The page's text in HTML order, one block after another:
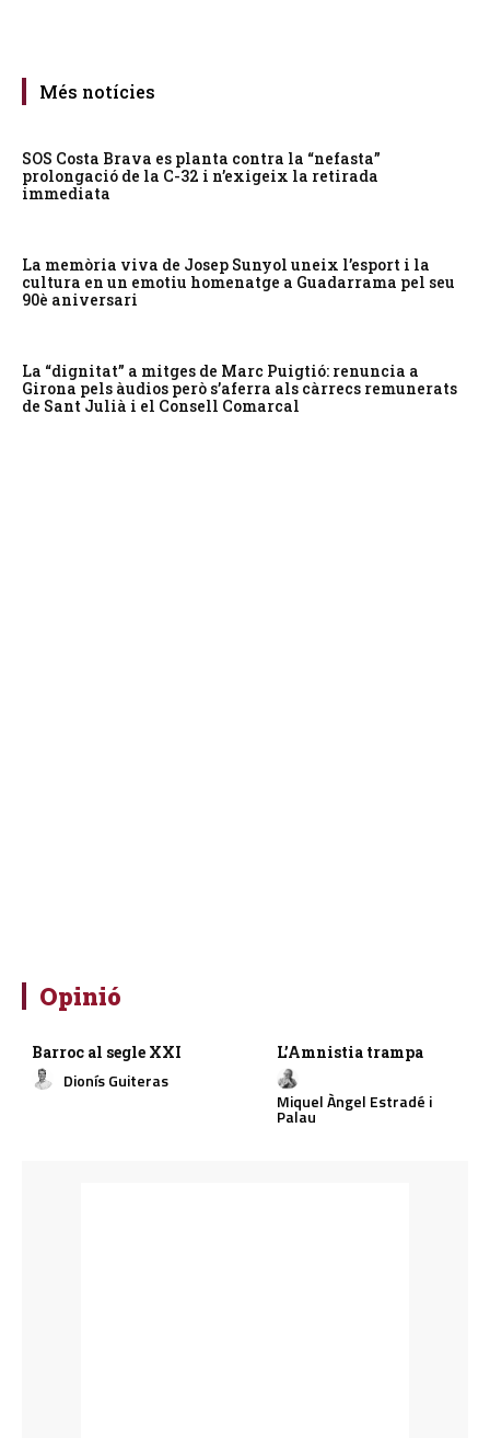
Més notícies
SOS Costa Brava es planta contra la “nefasta”
prolongació de la C-32 i n’exigeix la retirada
immediata
La memòria viva de Josep Sunyol uneix l’esport i la
cultura en un emotiu homenatge a Guadarrama pel seu
90è aniversari
La “dignitat” a mitges de Marc Puigtió: renuncia a
Girona pels àudios però s’aferra als càrrecs remunerats
de Sant Julià i el Consell Comarcal
Opinió
Barroc al segle XXI
Dionís Guiteras
L’Amnistia trampa
Miquel Àngel Estradé i
Palau